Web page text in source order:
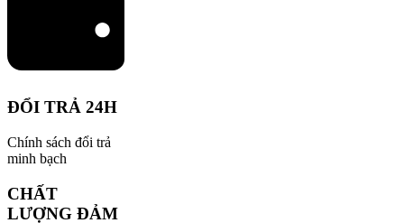
ĐỔI TRẢ 24H
Chính sách đổi trả
minh bạch
CHẤT
LƯỢNG ĐẢM